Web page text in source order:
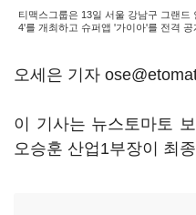
티맥스그룹은 13일 서울 강남구 그랜
4'를 개최하고 슈퍼앱 '가이아'를 전격
오세은 기자
이 기사는 뉴스토마토
오승훈 산업1부장이 최